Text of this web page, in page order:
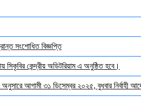
সংশোধিত বিজ্ঞপ্তি
কেন্দ্রীয় অডিটরিয়াম এ অনুষ্ঠিত হবে।
আগামী ৩১ ডিসেম্বর ২০২৫, বুধবার নির্বাহী